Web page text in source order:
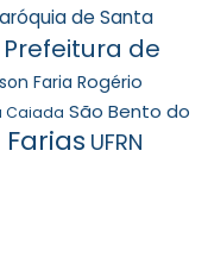
de Santa
Prefeitura de
Faria Rogério
Caiada São Bento do
UFRN